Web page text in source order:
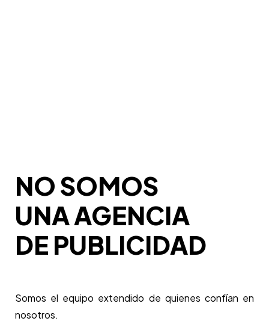
NO SOMOS
UNA AGENCIA
DE PUBLICIDAD
Somos el equipo extendido de quienes confían en
nosotros.